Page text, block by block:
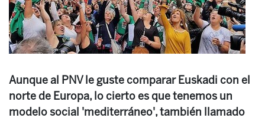
Aunque al PNV le guste comparar Euskadi con el
norte de Europa, lo cierto es que tenemos un
modelo social 'mediterráneo', también llamado